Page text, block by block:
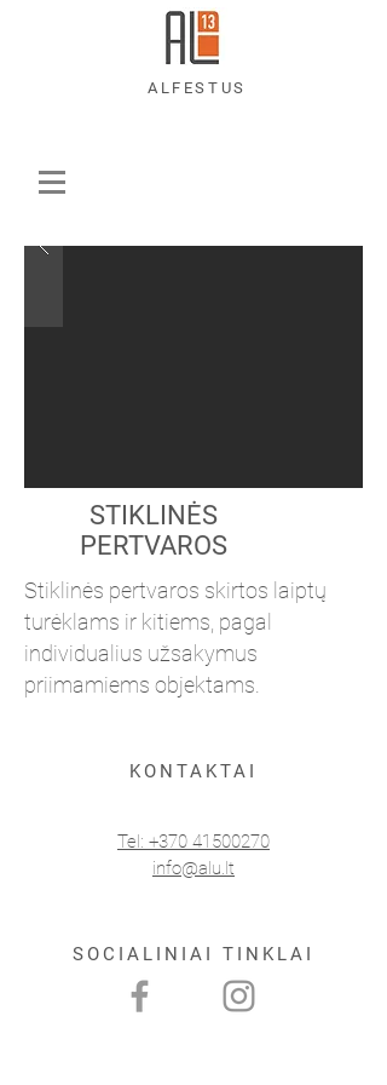
ALFESTUS
STIKLINĖS
PERTVAROS
Stiklinės pertvaros skirtos laiptų
turėklams ir kitiems, pagal
individualius užsakymus
priimamiems objektams.
KONTAKTAI
Tel: +370 41500270
info@alu.lt
SOCIALINIAI TINKLAI